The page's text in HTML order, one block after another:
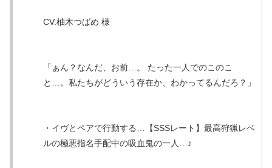
CV:柚木つばめ 様
「ぁん？なんだ、お前…。 たった一人でのこのこ
と…。私たちがどういう存在か、わかってるんだろ？」
・イヴとペアで行動する…【SSSレート】最高狩猟レベ
ルの極悪指名手配中の吸血鬼の一人…♪